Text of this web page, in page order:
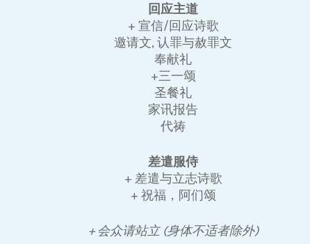
回应主道
+ 宣信/回应诗歌
邀请文, 认罪与赦罪文
奉献礼
+三一颂
圣餐礼
家讯报告
代祷
差遣服侍
+ 差遣与立志诗歌
+ 祝福，阿们颂
+ 会众请站立 (身体不适者除外)